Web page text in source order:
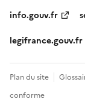
info.gouv.fr
legifrance.gouv.fr
Plan du site
conforme